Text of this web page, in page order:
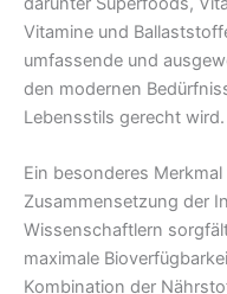
Vitamine und
umfassende und
den modernen
Lebensstils gerecht wird.
Ein besonderes
Zusammensetzung der
Wissenschaftlern
maximale
Kombination der